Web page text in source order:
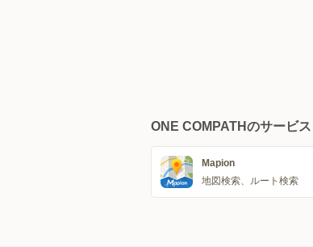
ONE COMPATHのサービス
Mapion
地図検索、ルート検索